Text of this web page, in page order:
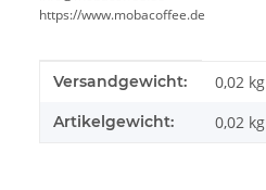
https://www.mobacoffee.de
Produkteigenschaft
Wert
Versandgewicht: 0,02 kg
Artikelgewicht: 0,02 kg